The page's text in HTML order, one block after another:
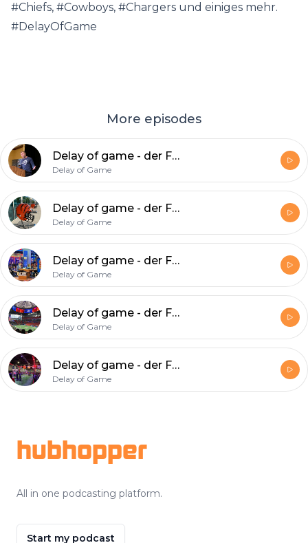
#Chiefs, #Cowboys, #Chargers und einiges mehr.
#DelayOfGame
More episodes
Delay of game - der Football-Podcast, Folge 197: Miller-Time in L.A.
Delay of Game
Delay of game - der Football-Podcast, Folge 196: Chase your dreams
Delay of Game
Delay of game - der Football-Podcast, Folge 195: Birds, Brady, Bengals
Delay of Game
Delay of game - der Football-Podcast, Folge 194: Superbowlsiegerbesieger
Delay of Game
Delay of game - der Football-Podcast, Folge 193: Music-City-Waltz
Delay of Game
hubhopper
All in one podcasting platform.
Start my podcast